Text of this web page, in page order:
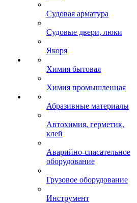
Судовая арматура
Судовые двери, люки
Якоря
Химия бытовая
Химия промышленная
Абразивные материалы
Автохимия, герметик,
клей
Аварийно-спасательное
оборудование
Грузовое оборудование
Инструмент